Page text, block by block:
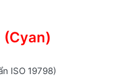
ISO 19798)